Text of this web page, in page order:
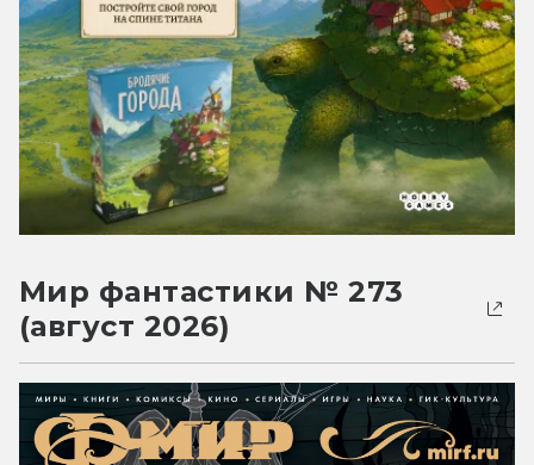
Мир фантастики № 273
(август 2026)